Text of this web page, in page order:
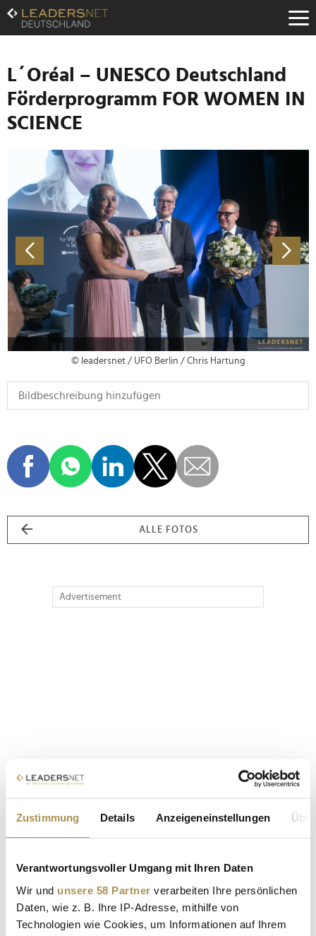
Zustimmung Details Anzeigeneinstellungen
Verantwortungsvoller Umgang mit Ihren Daten
Wir und unsere 58 Partner verarbeiten Ihre persönlichen
Daten, wie z. B. Ihre IP-Adresse, mithilfe von
Technologien wie Cookies, um Informationen auf Ihrem
Zum
Inhalt
Zur
Navigation
Zur
Hauptnavigation
L´Oréal – UNESCO Deutschland
Förderprogramm FOR WOMEN IN
SCIENCE
© leadersnet / UFO Berlin / Chris Hartung
ALLE FOTOS
Advertisement